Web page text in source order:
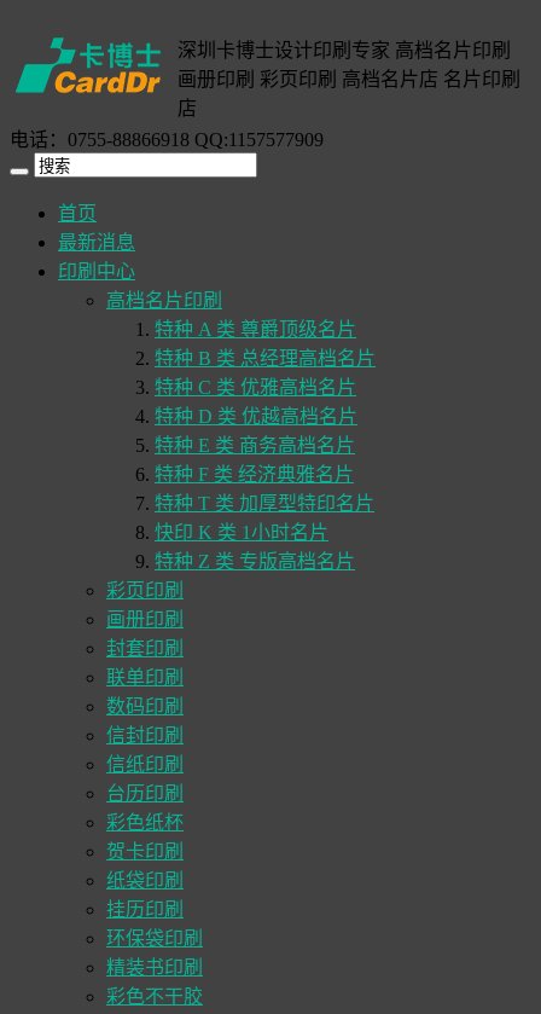
深圳卡博士设计印刷专家 高档名片印刷
画册印刷 彩页印刷 高档名片店 名片印刷
店
电话：0755-88866918 QQ:1157577909
首页
最新消息
印刷中心
高档名片印刷
特种 A 类 尊爵顶级名片
特种 B 类 总经理高档名片
特种 C 类 优雅高档名片
特种 D 类 优越高档名片
特种 E 类 商务高档名片
特种 F 类 经济典雅名片
特种 T 类 加厚型特印名片
快印 K 类 1小时名片
特种 Z 类 专版高档名片
彩页印刷
画册印刷
封套印刷
联单印刷
数码印刷
信封印刷
信纸印刷
台历印刷
彩色纸杯
贺卡印刷
纸袋印刷
挂历印刷
环保袋印刷
精装书印刷
彩色不干胶